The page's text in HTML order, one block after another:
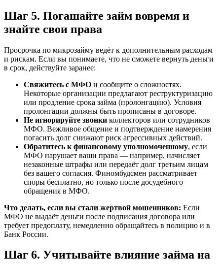
Шаг 5. Погашайте займ вовремя и
знайте свои права
Просрочка по микрозайму ведёт к дополнительным расходам
и рискам. Если вы понимаете, что не сможете вернуть деньги
в срок, действуйте заранее:
Свяжитесь с МФО и сообщите о сложностях.
Некоторые организации предлагают реструктуризацию
или продление срока займа (пролонгацию). Условия
пролонгации должны быть прописаны в договоре.
Не игнорируйте звонки коллекторов или сотрудников
МФО. Вежливое общение и подтверждение намерения
погасить долг снижают риск агрессивных действий.
Обратитесь к финансовому уполномоченному, если
МФО нарушает ваши права — например, начисляет
незаконные штрафы или передаёт долг третьим лицам
без вашего согласия. Финомбудсмен рассматривает
споры бесплатно, но только после досудебного
обращения в МФО.
Что делать, если вы стали жертвой мошенников: Если
МФО не выдаёт деньги после подписания договора или
требует предоплату, немедленно обращайтесь в полицию и в
Банк России.
Шаг 6. Учитывайте влияние займа на